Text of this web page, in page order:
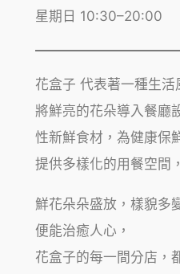
星期日 10:30–20:00
花盒子 代表著一種生活
將鮮亮的花朵導入餐廳
性新鮮食材，為健康保
提供多樣化的用餐空間
鮮花朵朵盛放，樣貌多
便能治癒人心，
花盒子的每一間分店，